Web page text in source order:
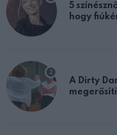
5
hogy
A Dirty